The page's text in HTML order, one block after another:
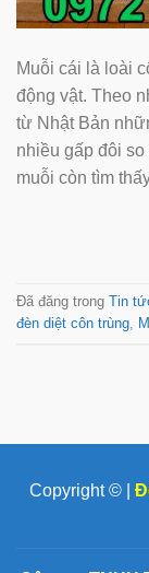
Muỗi cái là loài
động vật. Theo
từ Nhật Bản
nhiều gấp đôi
muỗi còn tìm
Đã đăng trong Tin
đèn diệt côn trùng,
Copyright © |